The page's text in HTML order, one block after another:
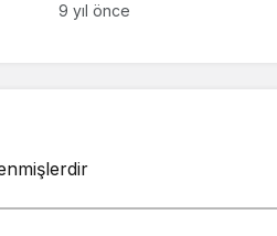
9 yıl önce